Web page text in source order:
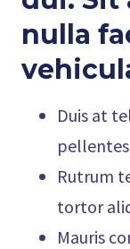
nulla
Duis at
Rutrum
tortor
Mauris